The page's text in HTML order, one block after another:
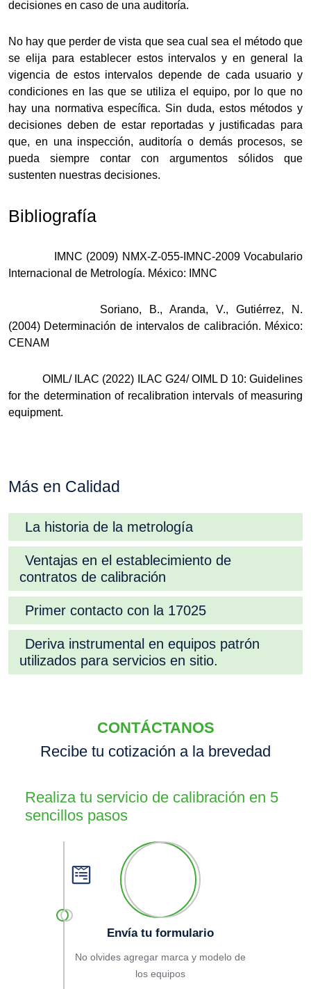
decisiones en caso de una auditoría.
No hay que perder de vista que sea cual sea el método que
se elija para establecer estos intervalos y en general la
vigencia de estos intervalos depende de cada usuario y
condiciones en las que se utiliza el equipo, por lo que no
hay una normativa específica. Sin duda, estos métodos y
decisiones deben de estar reportadas y justificadas para
que, en una inspección, auditoría o demás procesos, se
pueda siempre contar con argumentos sólidos que
sustenten nuestras decisiones.
Bibliografía
IMNC (2009) NMX-Z-055-IMNC-2009 Vocabulario
Internacional de Metrología. México: IMNC
Soriano, B., Aranda, V., Gutiérrez, N.
(2004) Determinación de intervalos de calibración. México:
CENAM
OIML/ ILAC (2022) ILAC G24/ OIML D 10: Guidelines
for the determination of recalibration intervals of measuring
equipment.
Más en Calidad
La historia de la metrología
Ventajas en el establecimiento de
contratos de calibración
Primer contacto con la 17025
Deriva instrumental en equipos patrón
utilizados para servicios en sitio.
CONTÁCTANOS
Recibe tu cotización a la brevedad
Realiza tu servicio de calibración en 5
sencillos pasos
Envía tu formulario
No olvides agregar marca y modelo de
los equipos